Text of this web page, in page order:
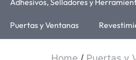
Adhesivos, Selladores y
Puertas y Ventanas